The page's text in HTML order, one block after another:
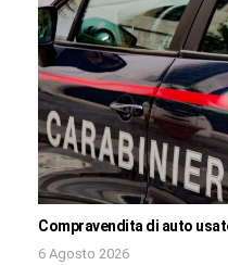
Compravendita di auto
6 Agosto 2026